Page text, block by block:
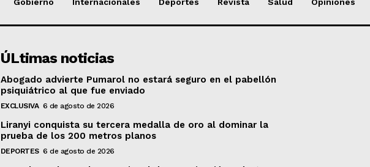
ÚLtimas noticias
Abogado advierte Pumarol no estará seguro en el pabellón
psiquiátrico al que fue enviado
EXCLUSIVA 6 de agosto de 2026
Liranyi conquista su tercera medalla de oro al dominar la
prueba de los 200 metros planos
DEPORTES 6 de agosto de 2026